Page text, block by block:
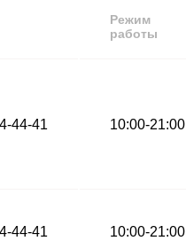
Режим
работы
44-41 10:00-21:00
44-41 10:00-21:00